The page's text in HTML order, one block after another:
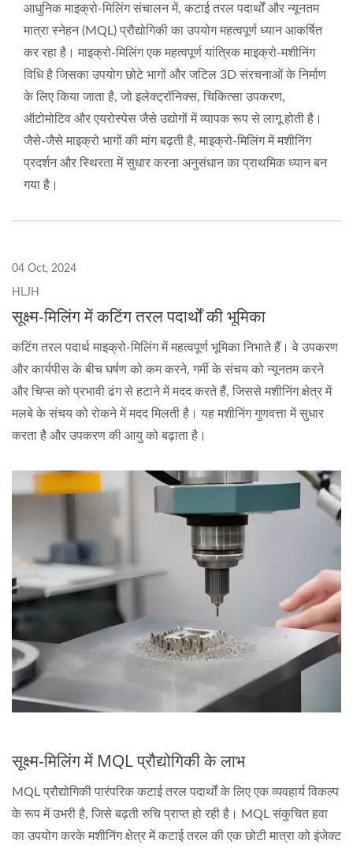
आधुनिक माइक्रो-मिलिंग संचालन में, कटाई तरल पदार्थों और न्यूनतम
मात्रा स्नेहन (MQL) प्रौद्योगिकी का उपयोग महत्वपूर्ण ध्यान आकर्षित
कर रहा है। माइक्रो-मिलिंग एक महत्वपूर्ण यांत्रिक माइक्रो-मशीनिंग
विधि है जिसका उपयोग छोटे भागों और जटिल 3D संरचनाओं के निर्माण
के लिए किया जाता है, जो इलेक्ट्रॉनिक्स, चिकित्सा उपकरण,
ऑटोमोटिव और एयरोस्पेस जैसे उद्योगों में व्यापक रूप से लागू होती है।
जैसे-जैसे माइक्रो भागों की मांग बढ़ती है, माइक्रो-मिलिंग में मशीनिंग
प्रदर्शन और स्थिरता में सुधार करना अनुसंधान का प्राथमिक ध्यान बन
गया है।
04 Oct, 2024
HLJH
सूक्ष्म-मिलिंग में कटिंग तरल पदार्थों की भूमिका
कटिंग तरल पदार्थ माइक्रो-मिलिंग में महत्वपूर्ण भूमिका निभाते हैं। वे उपकरण
और कार्यपीस के बीच घर्षण को कम करने, गर्मी के संचय को न्यूनतम करने
और चिप्स को प्रभावी ढंग से हटाने में मदद करते हैं, जिससे मशीनिंग क्षेत्र में
मलबे के संचय को रोकने में मदद मिलती है। यह मशीनिंग गुणवत्ता में सुधार
करता है और उपकरण की आयु को बढ़ाता है।
सूक्ष्म-मिलिंग में MQL प्रौद्योगिकी के लाभ
MQL प्रौद्योगिकी पारंपरिक कटाई तरल पदार्थों के लिए एक व्यवहार्य विकल्प
के रूप में उभरी है, जिसे बढ़ती रुचि प्राप्त हो रही है। MQL संकुचित हवा
का उपयोग करके मशीनिंग क्षेत्र में कटाई तरल की एक छोटी मात्रा को इंजेक्ट